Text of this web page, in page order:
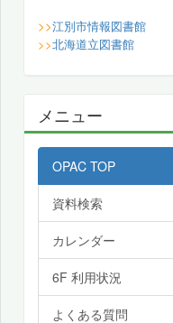
>>江別市情報図書館
>>北海道立図書館
メニュー
OPAC TOP
資料検索
カレンダー
6F 利用状況
よくある質問